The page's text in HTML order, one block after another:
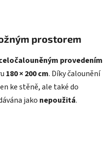
prostorem
provedením
180 × 200 cm. Díky čalounění
ke stěně, ale také do
jako nepoužitá.